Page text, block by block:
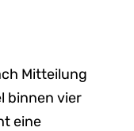
Mitteilung
binnen vier
eine